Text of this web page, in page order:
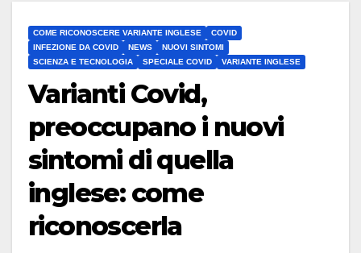
COME RICONOSCERE VARIANTE INGLESE
COVID
INFEZIONE DA COVID
NEWS
NUOVI SINTOMI
SCIENZA E TECNOLOGIA
SPECIALE COVID VARIANTE INGLESE
Varianti Covid,
preoccupano i nuovi
sintomi di quella
inglese: come
riconoscerla